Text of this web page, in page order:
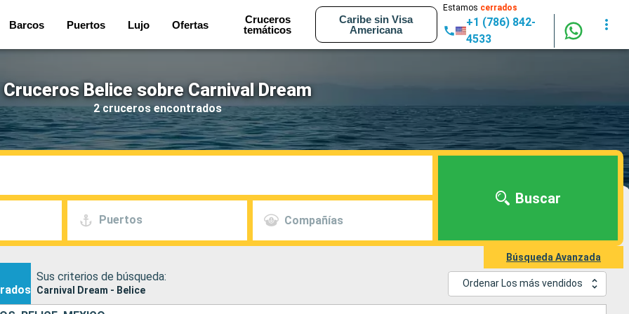
Barcos Puertos Lujo Ofertas
Cruceros
temáticos
Caribe sin Visa
Americana
Estamos cerrados
+1 (786) 842-
4533
Cruceros Belice sobre Carnival Dream
2 cruceros encontrados
Puertos Compañías
Buscar
Búsqueda Avanzada
Sus criterios de búsqueda:
Carnival Dream - Belice
Ordenar Los más vendidos